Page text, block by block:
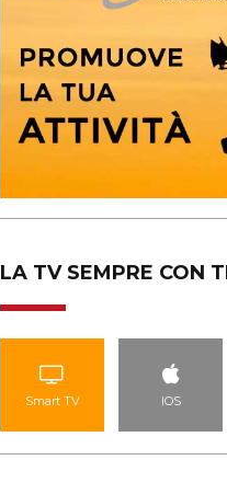
LA TV SEMPRE CON
Smart TV IOS